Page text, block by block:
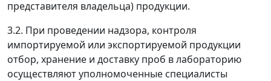
представителя владельца) продукции.
3.2. При проведении надзора, контроля
импортируемой или экспортируемой продукции
отбор, хранение и доставку проб в лабораторию
осуществляют уполномоченные специалисты